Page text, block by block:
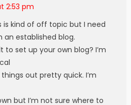
2:53 pm
is kind of off topic but I need
established blog.
to set up your own blog? I’m
out pretty quick. I’m
but I’m not sure where to